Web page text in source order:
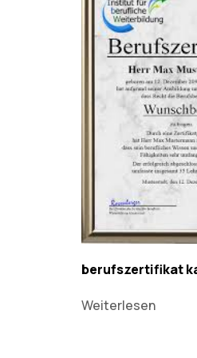
berufszertifikat
Weiterlesen